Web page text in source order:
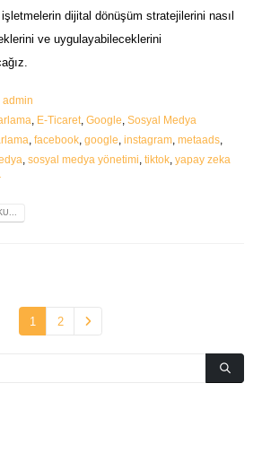
işletmelerin dijital dönüşüm stratejilerini nasıl
ve uygulayabileceklerini
admin
E-Ticaret, Google Sosyal Medya
facebook, google instagram, metaads,
sosyal medya yönetimi tiktok yapay zeka
1 2